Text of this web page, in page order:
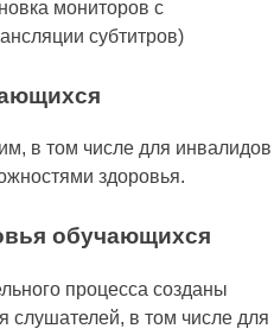
мониторов с
субтитров)
в том числе для инвалидов
здоровья.
обучающихся
процесса созданы
слушателей, в том числе для